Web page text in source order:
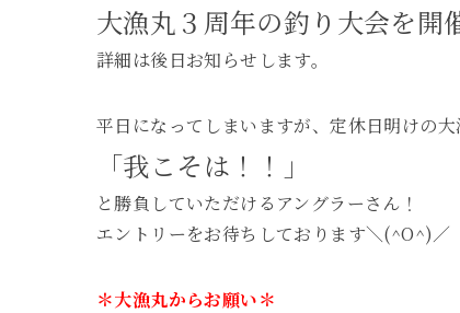
大漁丸３周年の釣り大会を開
詳細は後日お知らせします。
平日になってしまいますが、定休日明けの大
「我こそは！！」
と勝負していただけるアングラーさん！
エントリーをお待ちしております＼(^O^)／
＊大漁丸からお願い＊